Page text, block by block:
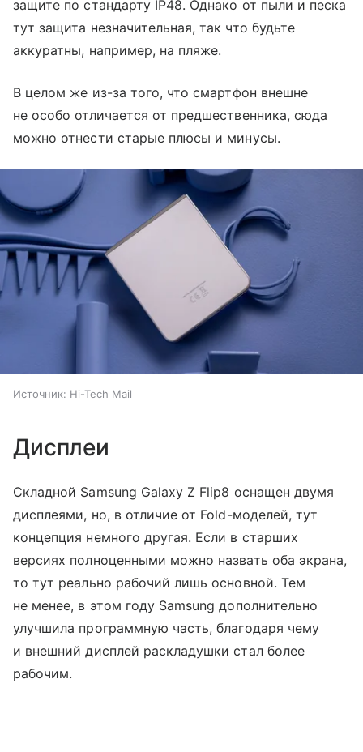
защите по стандарту IP48. Однако от пыли и песка
тут защита незначительная, так что будьте
аккуратны, например, на пляже.
В целом же из-за того, что смартфон внешне
не особо отличается от предшественника, сюда
можно отнести старые плюсы и минусы.
Источник: Hi-Tech Mail
Дисплеи
Складной Samsung Galaxy Z Flip8 оснащен двумя
дисплеями, но, в отличие от Fold-моделей, тут
концепция немного другая. Если в старших
версиях полноценными можно назвать оба экрана,
то тут реально рабочий лишь основной. Тем
не менее, в этом году Samsung дополнительно
улучшила программную часть, благодаря чему
и внешний дисплей раскладушки стал более
рабочим.